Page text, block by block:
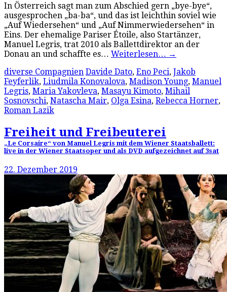
In Österreich sagt man zum Abschied gern „bye-bye“,
ausgesprochen „ba-ba“, und das ist leichthin soviel wie
„Auf Wiedersehen“ und „Auf Nimmerwiedersehen“ in
Eins. Der ehemalige Pariser Étoile, also Startänzer,
Manuel Legris, trat 2010 als Ballettdirektor an der
Donau an und schaffte es… Weiterlesen… →
diverse Compagnien Davide Dato, Eno Peci, Jakob
Feyferlik, Liudmila Konovalova, Madison Young, Manuel
Legris, Maria Yakovleva, Masayu Kimoto, Mihail
Sosnovschi, Natascha Mair, Olga Esina, Rebecca Horner,
Roman Lazik
Freiheit und Freibeuterei
„Le Corsaire“ von Manuel Legris mit dem Wiener Staatsballett:
live in der Wiener Staatsoper und als DVD aufgezeichnet auf 3sat
22. Dezember 2019